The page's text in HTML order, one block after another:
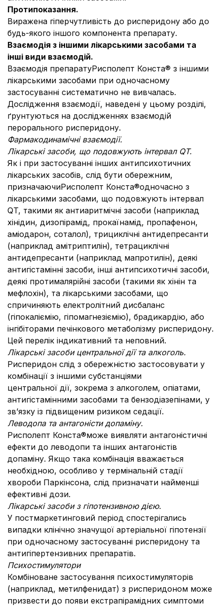
Протипоказання.
Виражена гіперчутливість до рисперидону або до
будь-якого іншого компонента препарату.
Взаємодія з іншими лікарськими засобами та
інші види взаємодій.
Взаємодія препаратуРисполепт Конста® з іншими
лікарськими засобами при одночасному
застосуванні систематично не вивчалась.
Дослідження взаємодії, наведені у цьому розділі,
ґрунтуються на дослідженнях взаємодій
перорального рисперидону.
Фармакодинамічні взаємодії.
Лікарські засоби, що подовжують інтервал QT.
Як і при застосуванні інших антипсихотичних
лікарських засобів, слід бути обережним,
призначаючиРисполепт Конста®одночасно з
лікарськими засобами, що подовжують інтервал
QT, такими як антиаритмічні засоби (наприклад
хінідин, дизопірамід, прокаїнамід, пропафенон,
аміодарон, соталол), трициклічні антидепресанти
(наприклад амітриптилін), тетрациклічні
антидепресанти (наприклад мапротилін), деякі
антигістамінні засоби, інші антипсихотичні засоби,
деякі протималярійні засоби (такими як хінін та
мефлохін), та лікарськими засобами, що
спричиняють електролітний дисбаланс
(гіпокаліємію, гіпомагнезіємію), брадикардію, або
інгібіторами печінкового метаболізму рисперидону.
Цей перелік індикативний та неповний.
Лікарські засоби центральної дії та алкоголь.
Рисперидон слід з обережністю застосовувати у
комбінації з іншими субстанціями
центральної дії, зокрема з алкоголем, опіатами,
антигістамінними засобами та бензодіазепінами, у
зв’язку із підвищеним ризиком седації.
Леводопа та антагоністи допаміну.
Рисполепт Конста®може виявляти антагоністичні
ефекти до леводопи та інших антагоністів
допаміну. Якщо така комбінація вважається
необхідною, особливо у термінальній стадії
хвороби Паркінсона, слід призначати найменші
ефективні дози.
Лікарські засоби з гіпотензивною дією.
У постмаркетинговий період спостерігались
випадки клінічно значущої артеріальної гіпотензії
при одночасному застосуванні рисперидону та
антигіпертензивних препаратів.
Психостимулятори
Комбіноване застосування психостимуляторів
(наприклад, метилфенидат) з рисперидоном може
призвести до появи екстрапірамідних симптоми